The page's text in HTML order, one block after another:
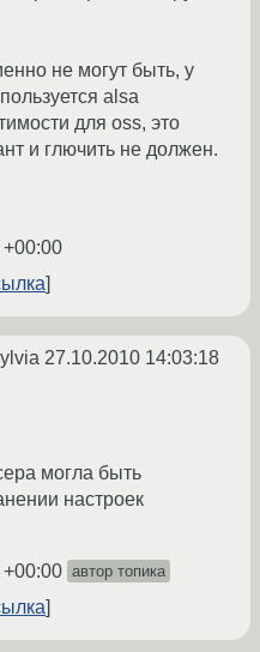
не могут быть, у
alsa
для oss, это
и глючить не должен.
27.10.2010 14:03:18
могла быть
настроек
автор топика